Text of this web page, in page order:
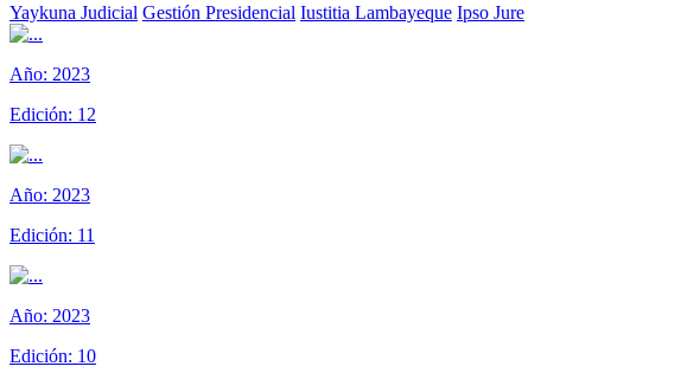
Yaykuna Judicial Gestión Presidencial Iustitia Lambayeque Ipso Jure
Año: 2023
Edición: 12
Año: 2023
Edición: 11
Año: 2023
Edición: 10